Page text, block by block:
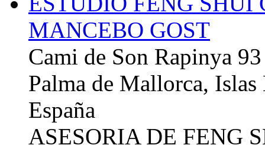
MANCEBO GOST
Cami de Son Rapinya 93
Palma de Mallorca, Islas
España
ASESORIA DE FENG